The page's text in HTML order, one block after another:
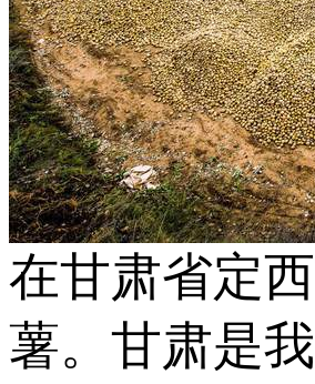
在甘肃省定
薯。甘肃是